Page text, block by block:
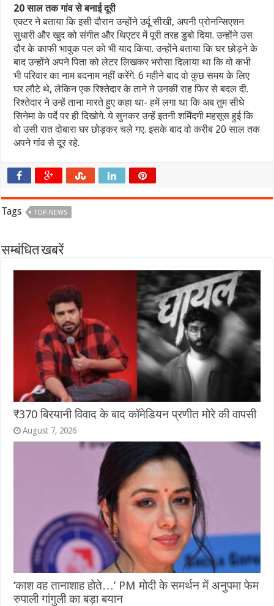
20 साल तक गांव से बनाई दूरी
एक्टर ने बताया कि इसी दौरान उन्होंने उर्दू सीखी, अपनी प्रोनन्सिएशन
सुधारी और खुद को संगीत और थिएटर में पूरी तरह डुबो दिया. उन्होंने उस
दौर के काफी भावुक पल को भी याद किया. उन्होंने बताया कि घर छोड़ने के
बाद उन्होंने अपने पिता को लेटर लिखकर भरोसा दिलाया था कि वो कभी
भी परिवार का नाम बदनाम नहीं करेंगे. 6 महीने बाद वो कुछ समय के लिए
घर लौटे थे, लेकिन एक रिश्तेदार के ताने ने उनकी राह फिर से बदल दी.
रिश्तेदार ने उन्हें ताना मारते हुए कहा था- हमें लगा था कि अब तुम सीधे
सिनेमा के पर्दे पर ही दिखोगे. ये सुनकर उन्हें इतनी शर्मिंदगी महसूस हुई कि
वो उसी रात दोबारा घर छोड़कर चले गए. इसके बाद वो करीब 20 साल तक
अपने गांव से दूर रहे.
Tags TOP-NEWS
सम्बंधित खबरें
₹370 बिरयानी विवाद के बाद कॉमेडियन प्रणीत मोरे की वापसी
August 7, 2026
‘काश वह तानाशाह होते…’ PM मोदी के समर्थन में अनुपमा फेम
रुपाली गांगुली का बड़ा बयान